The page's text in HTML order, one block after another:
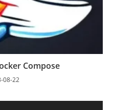
Compose
08-22